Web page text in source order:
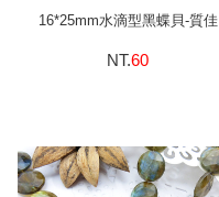
16*25mm水滴型黑蝶貝-質佳
NT.60